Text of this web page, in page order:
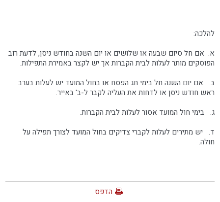
להלכה:
א. אם חל סיום שבעה או שלושים או יום השנה בחודש ניסן, לדעת רוב
הפוסקים מותר לעלות לבית הקברות אך יש לקצר באמירת התפילות.
ב. אם יום השנה חל בימי חג הפסח או בחול המועד יש לעלות בערב
ראש חודש ניסן או לדחות את העליה לקבר ל-ב' באייר.
ג. בימי חול המועד אסור לעלות לבית הקברות.
ד. יש מתירים לעלות לקברי צדיקים בחול המועד לצורך תפילה על
חולה.
הדפס